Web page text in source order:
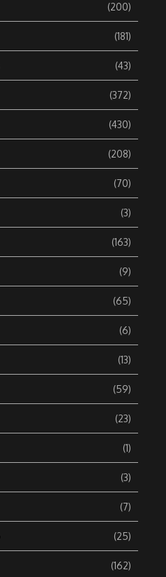
(200)
(181)
(43)
(372)
(430)
(208)
(70)
(3)
(163)
(9)
(65)
(6)
(13)
(59)
(23)
(1)
(3)
(7)
(25)
(162)